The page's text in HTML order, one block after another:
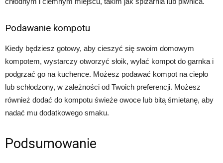
Podawanie kompotu
Kiedy będziesz gotowy, aby cieszyć się swoim domowym
kompotem, wystarczy otworzyć słoik, wylać kompot do garnka i
podgrzać go na kuchence. Możesz podawać kompot na ciepło
lub schłodzony, w zależności od Twoich preferencji. Możesz
również dodać do kompotu świeże owoce lub bitą śmietanę, aby
nadać mu dodatkowego smaku.
Podsumowanie